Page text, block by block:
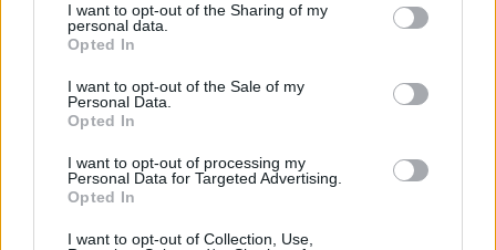
not limited to your visit or usage behaviour. You may click to
grant or deny consent to Google and its third-party tags to
use your data for below specified purposes in below Google
consent section.
I want to opt-out of the Sharing of my
personal data.
Opted In
I want to opt-out of the Sale of my
Personal Data.
Opted In
I want to opt-out of processing my
Personal Data for Targeted Advertising.
Opted In
I want to opt-out of Collection, Use,